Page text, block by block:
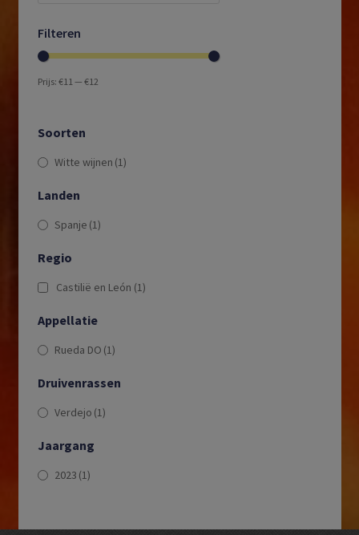
Filteren
Prijs: €11— €12
Soorten
Witte wijnen (1)
Landen
Spanje (1)
Regio
Castilië en León (1)
Appellatie
Rueda DO (1)
Druivenrassen
Verdejo (1)
Jaargang
2023 (1)